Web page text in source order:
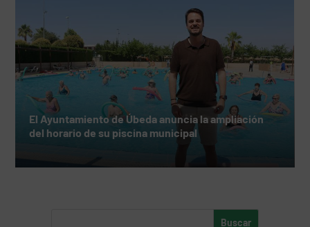
El Ayuntamiento de Úbeda anuncia la ampliación
del horario de su piscina municipal